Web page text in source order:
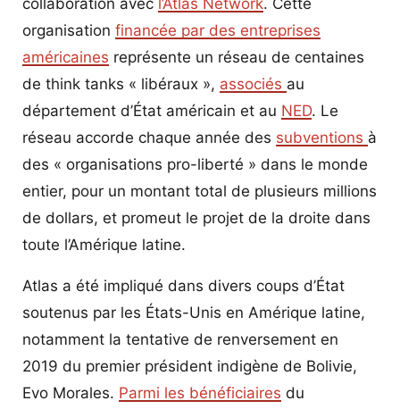
organisation financée par des entreprises
américaines représente un réseau de centaines
de think tanks « libéraux », associés au
département d’État américain et au NED. Le
réseau accorde chaque année des subventions à
des « organisations pro-liberté » dans le monde
entier, pour un montant total de plusieurs millions
de dollars, et promeut le projet de la droite dans
toute l’Amérique latine.
Atlas a été impliqué dans divers coups d’État
soutenus par les États-Unis en Amérique latine,
notamment la tentative de renversement en
2019 du premier président indigène de Bolivie,
Evo Morales. Parmi les bénéficiaires du